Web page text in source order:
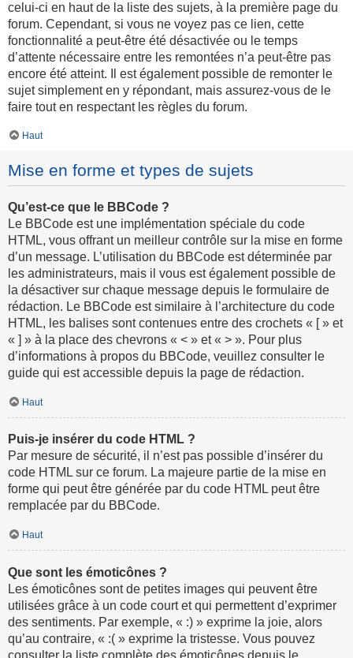
celui-ci en haut de la liste des sujets, à la première page du
forum. Cependant, si vous ne voyez pas ce lien, cette
fonctionnalité a peut-être été désactivée ou le temps
d’attente nécessaire entre les remontées n’a peut-être pas
encore été atteint. Il est également possible de remonter le
sujet simplement en y répondant, mais assurez-vous de le
faire tout en respectant les règles du forum.
Haut
Mise en forme et types de sujets
Qu’est-ce que le BBCode ?
Le BBCode est une implémentation spéciale du code
HTML, vous offrant un meilleur contrôle sur la mise en forme
d’un message. L’utilisation du BBCode est déterminée par
les administrateurs, mais il vous est également possible de
la désactiver sur chaque message depuis le formulaire de
rédaction. Le BBCode est similaire à l’architecture du code
HTML, les balises sont contenues entre des crochets « [ » et
« ] » à la place des chevrons « < » et « > ». Pour plus
d’informations à propos du BBCode, veuillez consulter le
guide qui est accessible depuis la page de rédaction.
Haut
Puis-je insérer du code HTML ?
Par mesure de sécurité, il n’est pas possible d’insérer du
code HTML sur ce forum. La majeure partie de la mise en
forme qui peut être générée par du code HTML peut être
remplacée par du BBCode.
Haut
Que sont les émoticônes ?
Les émoticônes sont de petites images qui peuvent être
utilisées grâce à un code court et qui permettent d’exprimer
des sentiments. Par exemple, « :) » exprime la joie, alors
qu’au contraire, « :( » exprime la tristesse. Vous pouvez
consulter la liste complète des émoticônes depuis le